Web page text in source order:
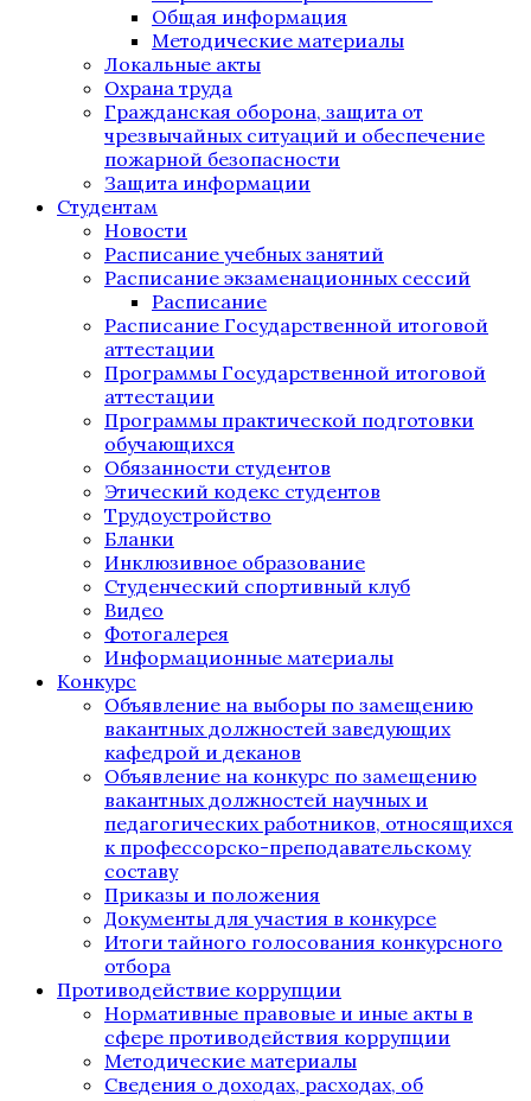
Общая информация
Методические материалы
Локальные акты
Охрана труда
Гражданская оборона, защита от
чрезвычайных ситуаций и обеспечение
пожарной безопасности
Защита информации
Студентам
Новости
Расписание учебных занятий
Расписание экзаменационных сессий
Расписание
Расписание Государственной итоговой
аттестации
Программы Государственной итоговой
аттестации
Программы практической подготовки
обучающихся
Обязанности студентов
Этический кодекс студентов
Трудоустройство
Бланки
Инклюзивное образование
Студенческий спортивный клуб
Видео
Фотогалерея
Информационные материалы
Конкурс
Объявление на выборы по замещению
вакантных должностей заведующих
кафедрой и деканов
Объявление на конкурс по замещению
вакантных должностей научных и
педагогических работников, относящихся
к профессорско-преподавательскому
составу
Приказы и положения
Документы для участия в конкурсе
Итоги тайного голосования конкурсного
отбора
Противодействие коррупции
Нормативные правовые и иные акты в
сфере противодействия коррупции
Методические материалы
Сведения о доходах, расходах, об